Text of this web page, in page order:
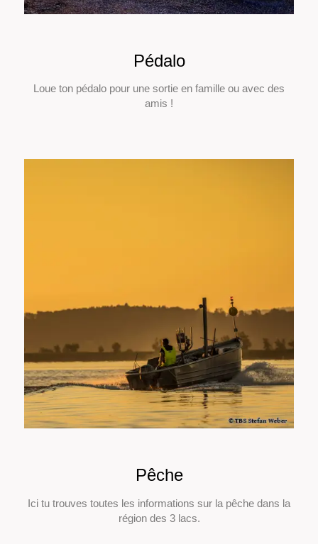
Pédalo
Loue ton pédalo pour une sortie en famille ou avec des
amis !
Pêche
Ici tu trouves toutes les informations sur la pêche dans la
région des 3 lacs.